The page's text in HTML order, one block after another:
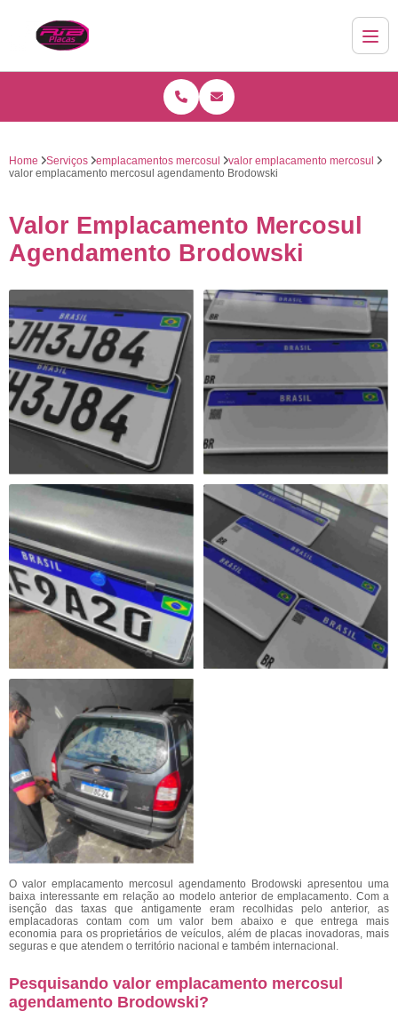
Home Serviços emplacamentos mercosul
valor emplacamento mercosul
valor emplacamento mercosul agendamento Brodowski
Valor Emplacamento Mercosul
Agendamento Brodowski
O valor emplacamento mercosul agendamento Brodowski apresentou uma
baixa interessante em relação ao modelo anterior de emplacamento. Com a
isenção das taxas que antigamente eram recolhidas pelo anterior, as
emplacadoras contam com um valor bem abaixo e que entrega mais
economia para os proprietários de veículos, além de placas inovadoras, mais
seguras e que atendem o território nacional e também internacional.
Pesquisando valor emplacamento mercosul
agendamento Brodowski?